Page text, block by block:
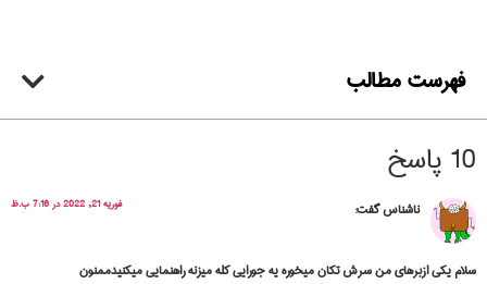
فهرست مطالب
10 پاسخ
ناشناسگفت: فوریه 21, 2022 در 7:16 ب.ظ
سلام یکی ازبرهای من سرش تکان میخوره یه جورایی کله میزنه راهنمایی میکنیدممنون